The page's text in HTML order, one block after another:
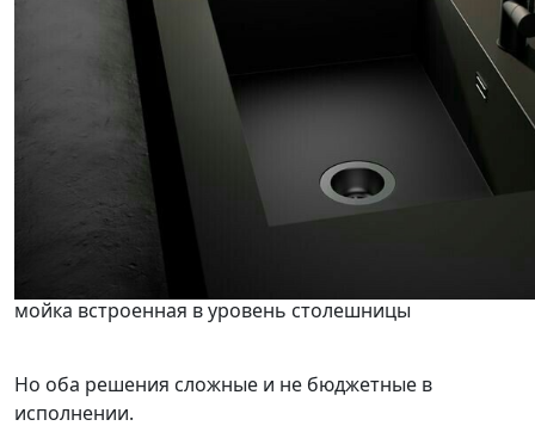
мойка встроенная в уровень столешницы
Но оба решения сложные и не бюджетные в
исполнении.